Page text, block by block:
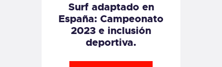
Surf adaptado en
España: Campeonato
2023 e inclusión
deportiva.